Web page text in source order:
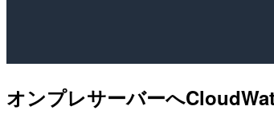
オンプレサーバーへ